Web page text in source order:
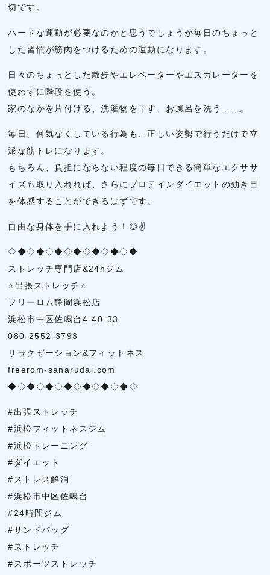
切です。
ハードな運動が必要なのかと思うでしょうが毎日のちょっと
した習慣が筋肉をつけるための運動になります。
日々のちょっとした散歩やエレベーターやエスカレーターを
使わずに階段を使う。
家のなかを片付ける、洗濯物を干す、お風呂を洗う……。
毎日、何気なくしている行為も、正しい姿勢で行うだけで立
派な筋トレになります。
もちろん、負担にならない程度の毎日できる簡単なエクササ
イズも取り入れれば、さらにプロテインダイエットの効き目
を体感することができるはずです。
自由な身体を手に入れよう！😊✌
◇◆◇◆◇◆◇◆◇◆◇◆◇◆
ストレッチ専門店&24hジム
⭐出張ストレッチ⭐
フリーロム静岡浜松店
浜松市中区佐鳴台4-40-33
080-2552-3793
リラクゼーション&フィットネス
freerom-sanarudai.com
◆◇◆◇◆◇◆◇◆◇◆◇◆◇
#出張ストレッチ
#浜松フィットネスジム
#浜松トレーニング
#ダイエット
#ストレス解消
#浜松市中区佐鳴台
#24時間ジム
#サンドバッグ
#ストレッチ
#スポーツストレッチ